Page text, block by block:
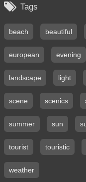
 Tags
beach beautiful
european evening
landscape light
scene scenics
summer sun
tourist touristic
weather